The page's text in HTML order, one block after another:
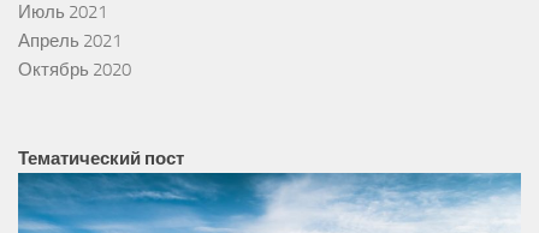
Июль 2021
Апрель 2021
Октябрь 2020
Тематический пост